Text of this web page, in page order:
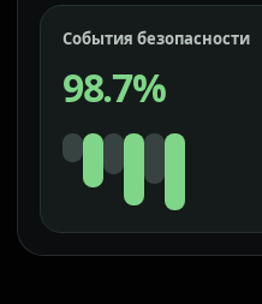
События безопасности
98.7%